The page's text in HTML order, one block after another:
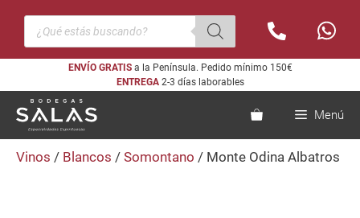
contenido
Búsqueda
de
productos
ENVÍO GRATIS a la Península. Pedido mínimo 150€
ENTREGA 2-3 días laborables
Menú
Vinos / Blancos / Somontano / Monte Odina Albatros